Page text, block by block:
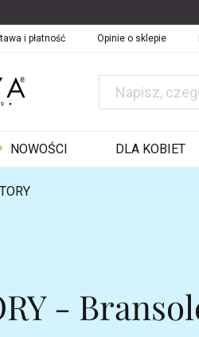
i płatność Opinie o sklepie
NOWOŚCI DLA KOBIET
-